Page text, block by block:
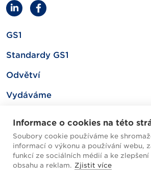
GS1
Standardy GS1
Odvětví
Vydáváme
Mapa webu
Informace o cookies na této
Soubory cookie používáme ke
informací o výkonu a používání webu,
funkcí ze sociálních médií a ke
obsahu a reklam. Zjistit více